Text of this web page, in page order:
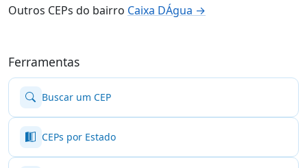
Outros CEPs do bairro Caixa DÁgua →
Ferramentas
Buscar um CEP
CEPs por Estado